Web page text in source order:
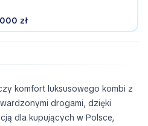
zł
komfort luksusowego kombi z
drogami, dzięki
dla kupujących w Polsce,